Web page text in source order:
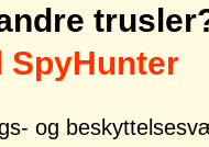
SpyHunter
og